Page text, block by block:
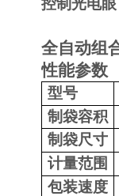
控制光电
全自动组
性能参数
型号
制袋容积
制袋尺寸
计量范围
包装速度